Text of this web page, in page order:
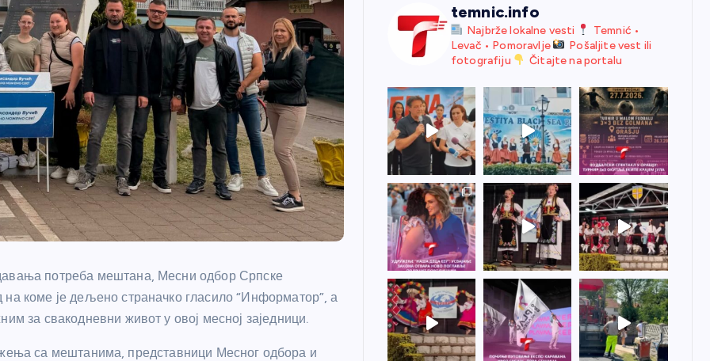
потреба мештана, Месни одбор Српске
коме је дељено страначко гласило “Информатор”, а
за свакодневни живот у овој месној заједници.
са мештанима, представници Месног одбора и
temnic.info
Najbrže lokalne vesti
Temnić •
Levač • Pomoravlje
Pošaljite vest ili
fotografiju
Čitajte na portalu